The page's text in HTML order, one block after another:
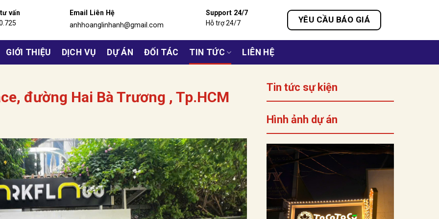
vấn
Email Liên Hệ
anhhoanglinhanh@gmail.com
Support 24/7
Hỗ trợ 24/7
YÊU CẦU BÁO GIÁ
GIỚI THIỆU DỊCH VỤ DỰ ÁN ĐỐI TÁC TIN TỨC LIÊN HỆ
đường Hai Bà Trương , Tp.HCM
Tin tức sự kiện
Hình ảnh dự án